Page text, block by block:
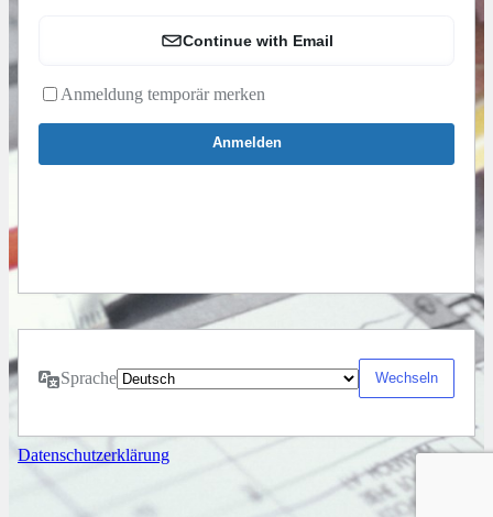
Continue with Email
Anmeldung temporär merken
Sprache
Datenschutzerklärung